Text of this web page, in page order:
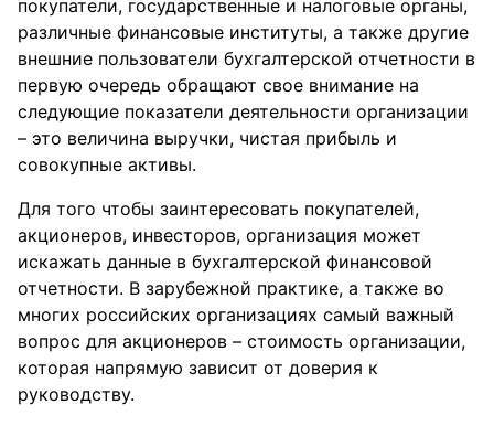
покупатели, государственные и налоговые органы,
различные финансовые институты, а также другие
внешние пользователи бухгалтерской отчетности в
первую очередь обращают свое внимание на
следующие показатели деятельности организации
– это величина выручки, чистая прибыль и
совокупные активы.
Для того чтобы заинтересовать покупателей,
акционеров, инвесторов, организация может
искажать данные в бухгалтерской финансовой
отчетности. В зарубежной практике, а также во
многих российских организациях самый важный
вопрос для акционеров – стоимость организации,
которая напрямую зависит от доверия к
руководству.